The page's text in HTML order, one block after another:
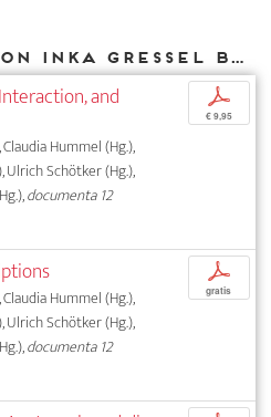
Weitere Texte von Inka Gressel bei DIAPHANES
and
Hummel (Hg.),
Ulrich Schötker (Hg.),
documenta 12
p
€ 9,95
Hummel (Hg.),
Ulrich Schötker (Hg.),
documenta 12
p
gratis